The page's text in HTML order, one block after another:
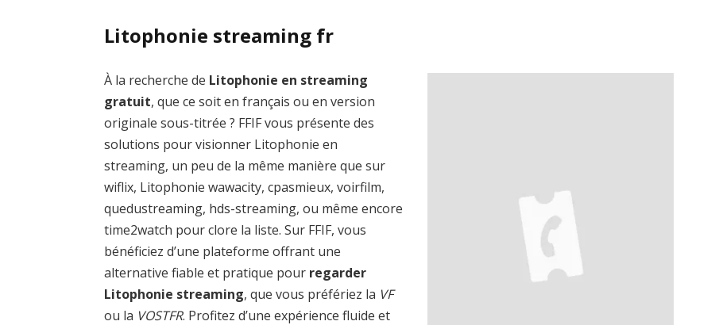
Litophonie streaming fr
À la recherche de Litophonie en streaming
gratuit, que ce soit en français ou en version
originale sous-titrée ? FFIF vous présente des
solutions pour visionner Litophonie en
streaming, un peu de la même manière que sur
wiflix, Litophonie wawacity, cpasmieux, voirfilm,
quedustreaming, hds-streaming, ou même encore
time2watch pour clore la liste. Sur FFIF, vous
bénéficiez d’une plateforme offrant une
alternative fiable et pratique pour regarder
Litophonie streaming, que vous préfériez la VF
ou la VOSTFR. Profitez d’une expérience fluide et